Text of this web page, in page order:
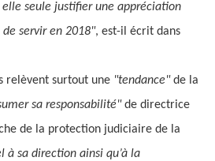
elle seule justifier une appréciation
servir en 2018", est-il écrit dans
relèvent surtout une "tendance" de la
sa responsabilité" de directrice
de la protection judiciaire de la
à sa direction ainsi qu’à la